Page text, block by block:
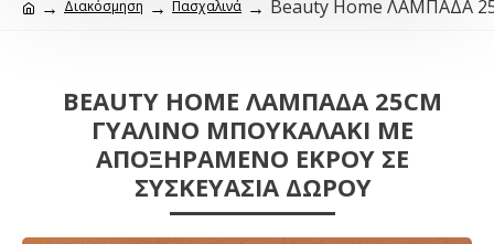
Διακόσμηση Πασχαλινά Beauty Home ΛΑΜΠΑΔΑ
BEAUTY HOME ΛΑΜΠΑΔΑ 25CM
ΓΥΑΛΙΝΟ ΜΠΟΥΚΑΛΑΚΙ ΜΕ
ΑΠΟΞΗΡΑΜΕΝΟ ΕΚΡΟΥ ΣΕ
ΣΥΣΚΕΥΑΣΙΑ ΔΩΡΟΥ